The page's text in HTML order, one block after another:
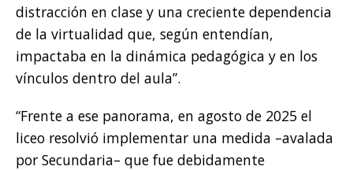
distracción en clase y una creciente dependencia
de la virtualidad que, según entendían,
impactaba en la dinámica pedagógica y en los
vínculos dentro del aula”.
“Frente a ese panorama, en agosto de 2025 el
liceo resolvió implementar una medida –avalada
por Secundaria– que fue debidamente